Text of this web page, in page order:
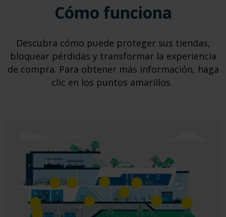
Cómo funciona
Descubra cómo puede proteger sus tiendas,
bloquear pérdidas y transformar la experiencia
de compra. Para obtener más información, haga
clic en los puntos amarillos.